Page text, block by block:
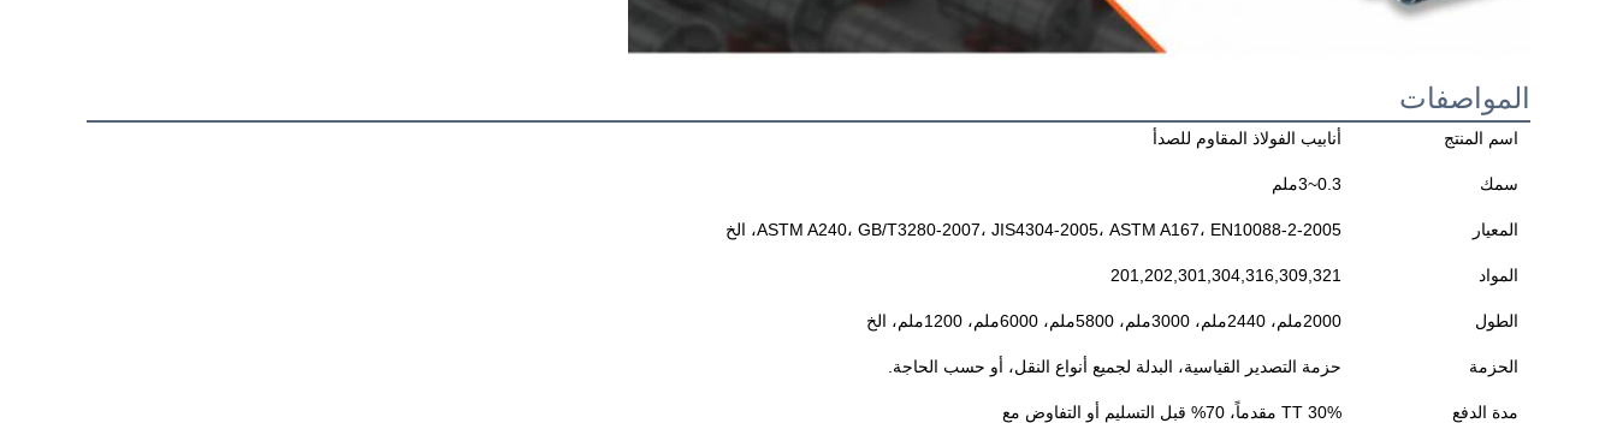
المواصفات
اسم المنتج أنابيب الفولاذ المقاوم للصدأ
سمك 0.3~3ملم
المعيار ASTM A240، GB/T3280-2007، JIS4304-2005، ASTM A167، EN10088-2-2005، الخ
المواد 201,202,301,304,316,309,321
الطول 2000ملم، 2440ملم، 3000ملم، 5800ملم، 6000ملم، 1200ملم، الخ
الحزمة حزمة التصدير القياسية، البدلة لجميع أنواع النقل، أو حسب الحاجة.
مدة الدفع TT 30% مقدماً، 70% قبل التسليم أو التفاوض مع